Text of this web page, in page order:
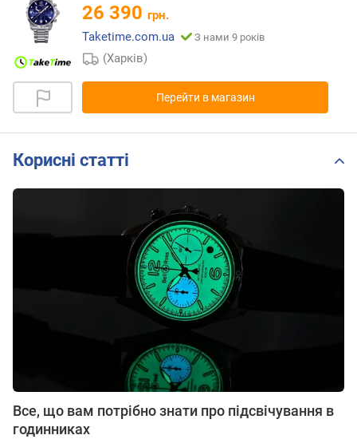
26 390 грн.
Taketime.com.ua
З нами 9 років
(Харків)
Перейти в магазин
Корисні статті
Все, що вам потрібно знати про підсвічування в
годинниках